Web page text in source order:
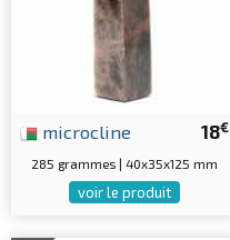
18€
microcline
285 grammes | 40x35x125 mm
voir le produit